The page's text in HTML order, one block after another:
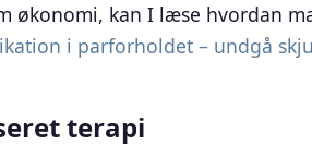
økonomi, kan I læse hvordan
i parforholdet – undgå
terapi